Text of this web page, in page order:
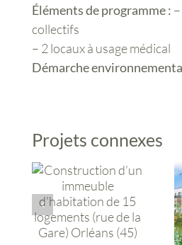
Éléments de programme :
collectifs
– 2 locaux à usage médical
Démarche
Projets connexes
Construction d’un
immeuble
d’habitation de 15
logements (rue de
la Gare)